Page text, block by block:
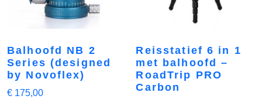
Balhoofd NB 2
Series (designed
by Novoflex)
€ 175,00
Reisstatief 6 in 1
met balhoofd –
RoadTrip PRO
Carbon